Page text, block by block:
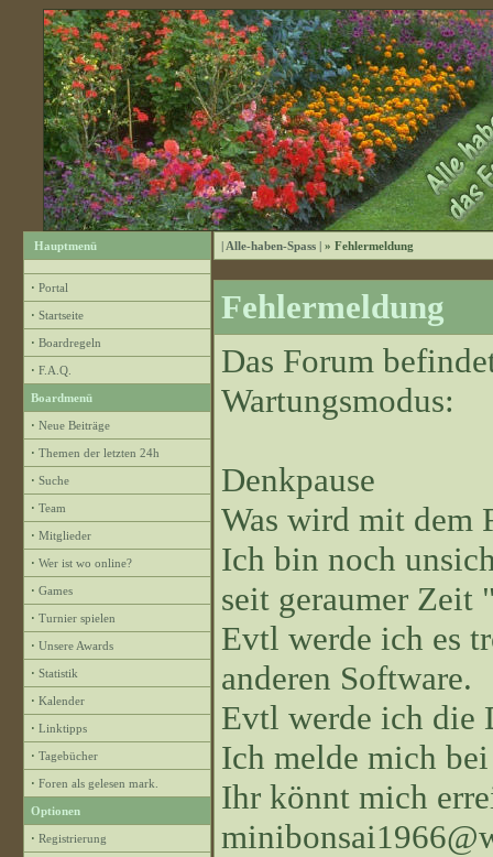
Hauptmenü
· Portal
· Startseite
· Boardregeln
· F.A.Q.
Boardmenü
· Neue Beiträge
· Themen der letzten 24h
· Suche
· Team
· Mitglieder
· Wer ist wo online?
· Games
· Turnier spielen
· Unsere Awards
· Statistik
· Kalender
· Linktipps
· Tagebücher
· Foren als gelesen mark.
Optionen
· Registrierung
| Alle-haben-Spass | » Fehlermeldung
Fehlermeldung
Das Forum
Wartungsmodus:
Denkpause
Was wird mit dem
Ich bin noch
seit geraumer Zeit
Evtl werde ich es
anderen Software.
Evtl werde ich die
Ich melde mich
Ihr könnt mich